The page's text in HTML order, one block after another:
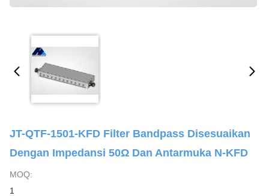
JT-QTF-1501-KFD Filter Bandpass Disesuaikan
Dengan Impedansi 50Ω Dan Antarmuka N-KFD
MOQ:
1